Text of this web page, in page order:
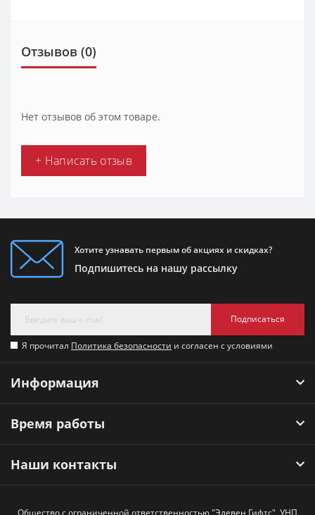
Отзывов (0)
Нет отзывов об этом товаре.
+ Написать отзыв
Хотите узнавать первым об акциях и скидках?
Подпишитесь на нашу рассылку
Подписаться
Я прочитал Политика безопасности и согласен с условиями
Информация
Время работы
Наши контакты
Общество с ограниченной ответственностью "Элевен Гифтс", УНП